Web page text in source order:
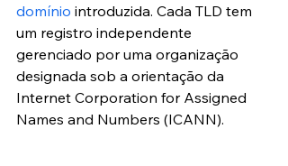
domínio introduzida. Cada TLD tem
um registro independente
gerenciado por uma organização
designada sob a orientação da
Internet Corporation for Assigned
Names and Numbers (ICANN).